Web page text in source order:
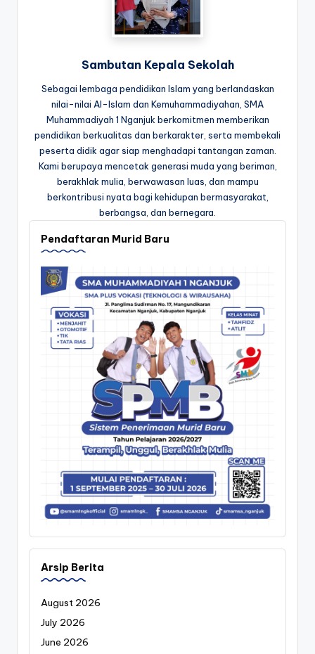
Sambutan Kepala Sekolah
Sebagai lembaga pendidikan Islam yang berlandaskan
nilai-nilai Al-Islam dan Kemuhammadiyahan, SMA
Muhammadiyah 1 Nganjuk berkomitmen memberikan
pendidikan berkualitas dan berkarakter, serta membekali
peserta didik agar siap menghadapi tantangan zaman.
Kami berupaya mencetak generasi muda yang beriman,
berakhlak mulia, berwawasan luas, dan mampu
berkontribusi nyata bagi kehidupan bermasyarakat,
berbangsa, dan bernegara.
Pendaftaran Murid Baru
Arsip Berita
August 2026
July 2026
June 2026